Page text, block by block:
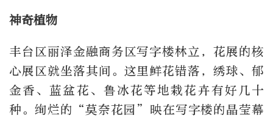
神奇植物
丰台区丽泽金融商务区写字楼林立，花展的核
心展区就坐落其间。这里鲜花错落，绣球、郁
金香、蓝盆花、鲁冰花等地栽花卉有好几十
种。绚烂的“莫奈花园”映在写字楼的晶莹幕